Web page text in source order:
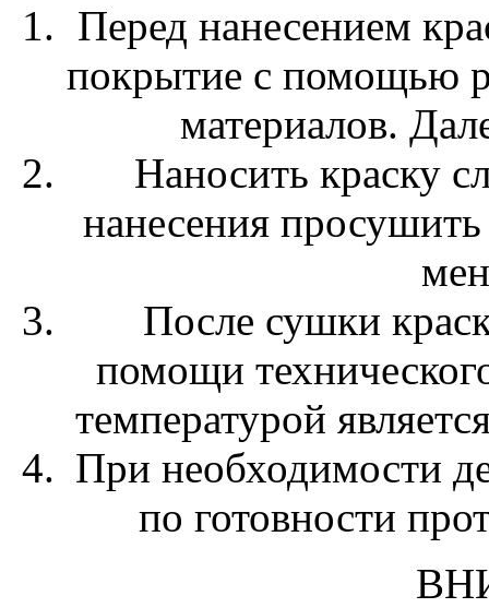
Перед нанесением
покрытие с помощью
материалов.
Наносить краску
нанесения
После сушки
помощи
температурой
При необходимости
по готовности